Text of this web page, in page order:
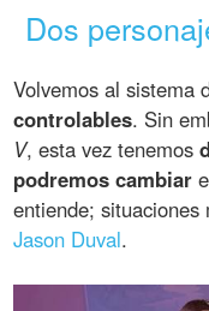
Dos
Volvemos al sistema
controlables. Sin
V, esta vez tenemos
podremos cambiar
entiende; situaciones
Jason Duval.